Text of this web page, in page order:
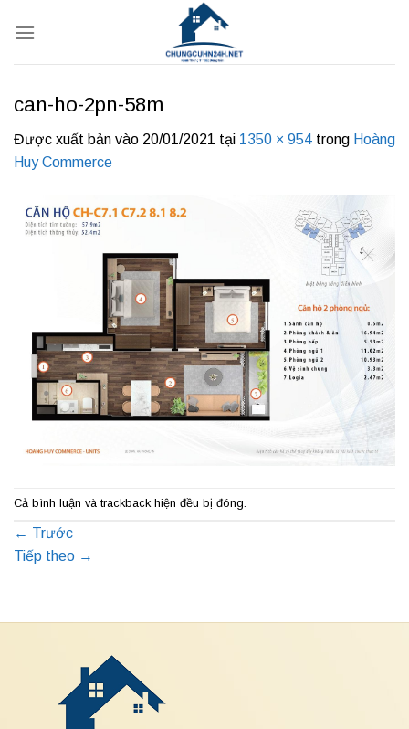
qua
can-ho-2pn-58m
Được xuất bản vào 20/01/2021 tại 1350 × 954 trong Hoàng
Huy Commerce
Cả bình luận và trackback hiện đều bị đóng.
← Trước
Tiếp theo →